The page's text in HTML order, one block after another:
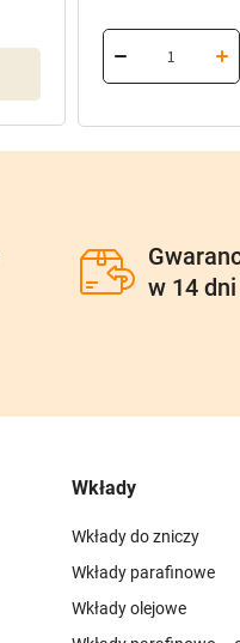
cena
wynosiła:
96,90 zł.
cena
wynosi:
77,52 zł.
w 14 dni
Wkłady
Wkłady do zniczy
Wkłady parafinowe
Wkłady olejowe